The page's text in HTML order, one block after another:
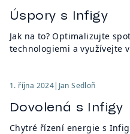
Úspory s Infigy
Jak na to? Optimalizujte
technologiemi a využívejte
1. října 2024| Jan Sedloň
Dovolená s Infigy
Chytré řízení energie s